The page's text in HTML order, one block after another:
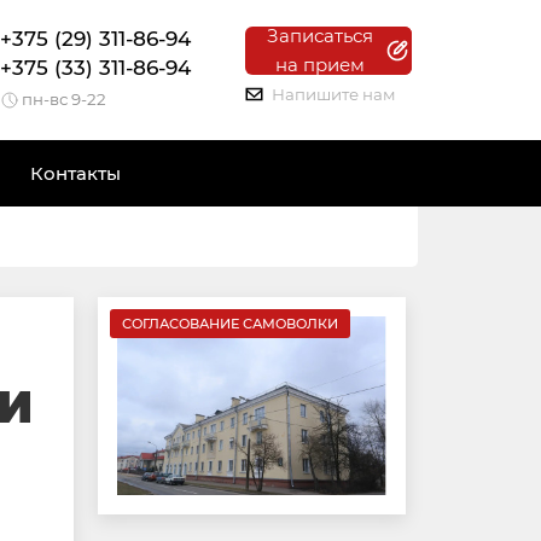
+375 (29) 311-86-94
+375 (33) 311-86-94
пн-вс 9-22
Записаться
на прием
Напишите нам
Контакты
СОГЛАСОВАНИЕ САМОВОЛКИ